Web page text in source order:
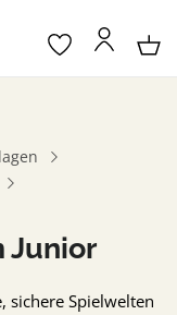
Junior
sichere Spielwelten